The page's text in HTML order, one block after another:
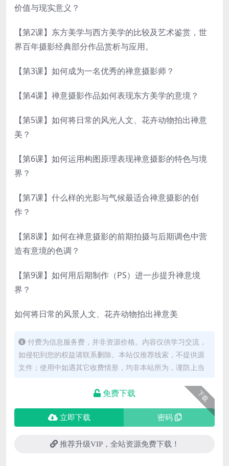
价值与现实意义？
【第2课】东方美学与西方美学的比较及艺术鉴赏，世
界百年摄影经典部分作品赏析与应用。
【第3课】如何成为一名优秀的禅意摄影师？
【第4课】禅意摄影作品如何表现东方美学的意境？
【第5课】如何将日常的风光人文、花卉动物拍出禅意
美？
【第6课】如何运用构图原理表现禅意摄影的特色与境
界？
【第7课】什么样的光影与气候最适合禅意摄影的创
作？
【第8课】如何在禅意摄影的前期拍摄与后期调色中营
造有意境的色调？
【第9课】如何用后期制作（PS）进一步提升禅意境
界？
如何将日常的风景人文、花卉动物拍出禅意美
付费为信息服务费，并非资源价格。内容仅供学习交流，
如侵犯到您的权益请联系删除。本站仅推荐线索，不提供源
文件；使用中如遇其它收费情形，均非本站所为，谨防上当
下载
免费下载
立即下载 密码
推荐升级VIP，全站资源免费下载！